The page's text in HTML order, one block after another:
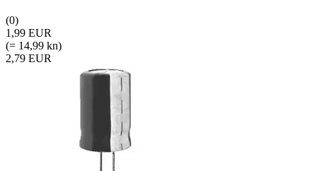
(0)
1,99 EUR
(= 14,99 kn)
2,79 EUR